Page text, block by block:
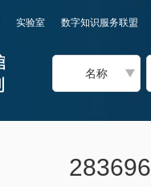
实验室 数字知识服务联盟
名称